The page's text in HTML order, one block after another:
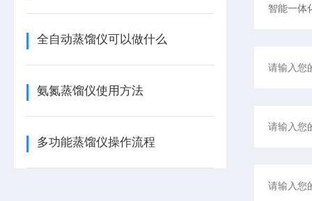
全自动蒸馏仪可以做什么
氨氮蒸馏仪使用方法
多功能蒸馏仪操作流程